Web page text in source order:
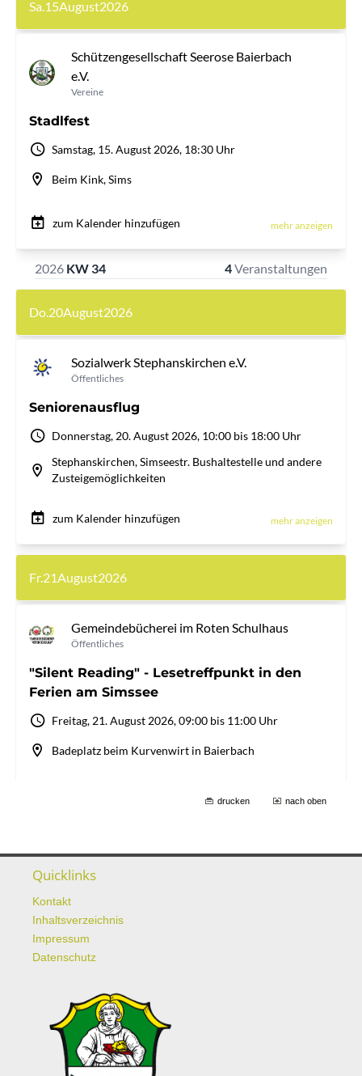
drucken nach oben
Quicklinks
Kontakt
Inhaltsverzeichnis
Impressum
Datenschutz